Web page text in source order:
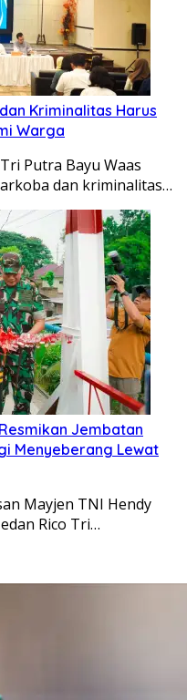
Kriminalitas Harus
Warga
Putra Bayu Waas
dan kriminalitas…
Jembatan
Menyeberang Lewat
Mayjen TNI Hendy
Rico Tri…